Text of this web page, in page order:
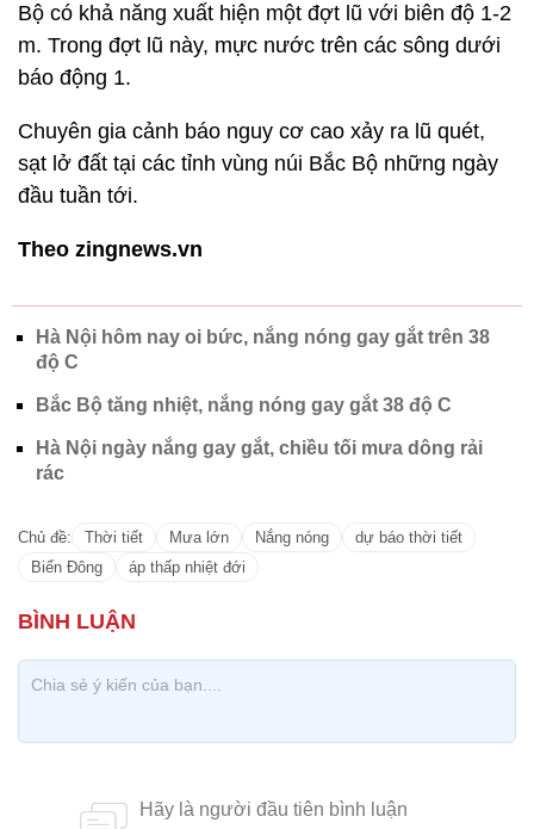
Bộ có khả năng xuất hiện một đợt lũ với biên độ 1-2
m. Trong đợt lũ này, mực nước trên các sông dưới
báo động 1.
Chuyên gia cảnh báo nguy cơ cao xảy ra lũ quét,
sạt lở đất tại các tỉnh vùng núi Bắc Bộ những ngày
đầu tuần tới.
Theo zingnews.vn
Hà Nội hôm nay oi bức, nắng nóng gay gắt trên 38
độ C
Bắc Bộ tăng nhiệt, nắng nóng gay gắt 38 độ C
Hà Nội ngày nắng gay gắt, chiều tối mưa dông rải
rác
Chủ đề: Thời tiết Mưa lớn Nắng nóng
dự báo thời tiết
Biển Đông
áp thấp nhiệt đới